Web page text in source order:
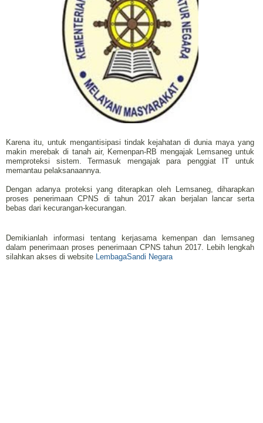
Karena itu, untuk mengantisipasi tindak kejahatan di dunia maya yang
makin merebak di tanah air, Kemenpan-RB mengajak Lemsaneg untuk
memproteksi sistem. Termasuk mengajak para penggiat IT untuk
memantau pelaksanaannya.
Dengan adanya proteksi yang diterapkan oleh Lemsaneg, diharapkan
proses penerimaan CPNS di tahun 2017 akan berjalan lancar serta
bebas dari kecurangan-kecurangan.
Demikianlah informasi tentang kerjasama kemenpan dan lemsaneg
dalam penerimaan proses penerimaan CPNS tahun 2017. Lebih lengkah
silahkan akses di website LembagaSandi Negara